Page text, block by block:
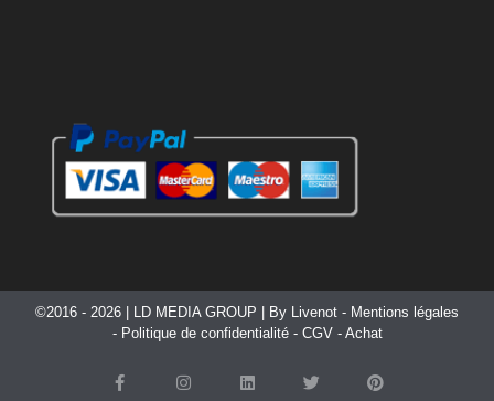
©2016 - 2026 | LD MEDIA GROUP | By Livenot - Mentions légales
- Politique de confidentialité- CGV- Achat